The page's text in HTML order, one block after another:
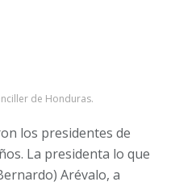
de Honduras.
los presidentes de
La presidenta lo que
Arévalo, a